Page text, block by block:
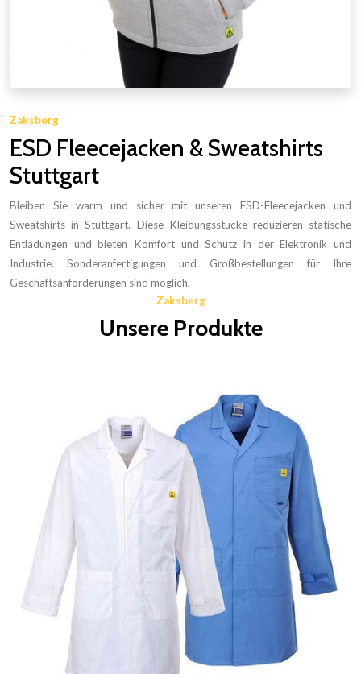
Zaksberg
ESD Fleecejacken & Sweatshirts
Stuttgart
Bleiben Sie warm und sicher mit unseren ESD-Fleecejacken und
Sweatshirts in Stuttgart. Diese Kleidungsstücke reduzieren statische
Entladungen und bieten Komfort und Schutz in der Elektronik und
Industrie. Sonderanfertigungen und Großbestellungen für Ihre
Geschäftsanforderungen sind möglich.
Zaksberg
Unsere Produkte